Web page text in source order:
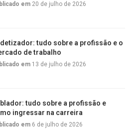
em 20 de julho de 2026
tudo sobre a profissão e o
de trabalho
em 13 de julho de 2026
tudo sobre a profissão e
ingressar na carreira
em 6 de julho de 2026